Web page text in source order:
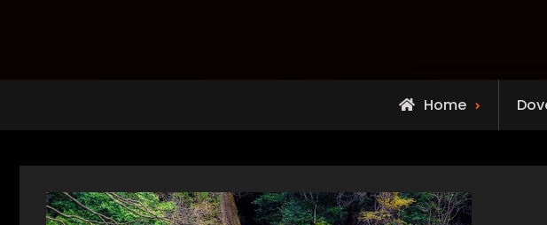
Home